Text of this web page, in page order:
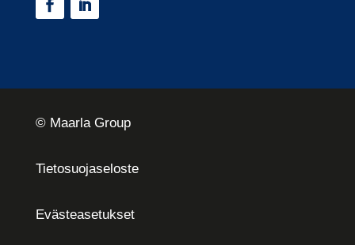
© Maarla Group
Tietosuojaseloste
Eväste­asetukset